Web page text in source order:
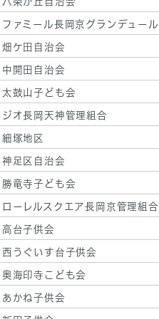
ファミール長岡京グランデュー
畑ケ田自治会
中開田自治会
太鼓山子ども会
ジオ長岡天神管理組合
細塚地区
神足区自治会
勝竜寺子ども会
ローレルスクエア長岡京管理組合
高台子供会
西うぐいす台子供会
奥海印寺こども会
あかね子供会